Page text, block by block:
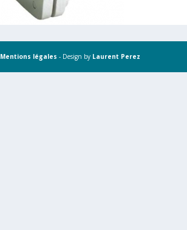
Mentions légales - Design by Laurent Perez